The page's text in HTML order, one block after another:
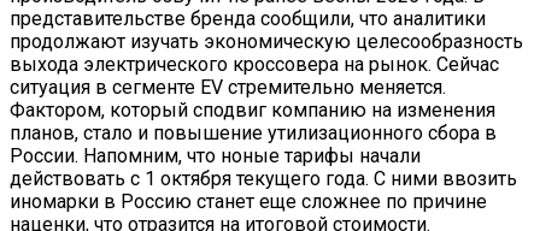
представительстве бренда сообщили, что аналитики
продолжают изучать экономическую целесообразность
выхода электрического кроссовера на рынок. Сейчас
ситуация в сегменте EV стремительно меняется.
Фактором, который сподвиг компанию на изменения
планов, стало и повышение утилизационного сбора в
России. Напомним, что ноные тарифы начали
действовать с 1 октября текущего года. С ними ввозить
иномарки в Россию станет еще сложнее по причине
наценки, что отразится на итоговой стоимости.